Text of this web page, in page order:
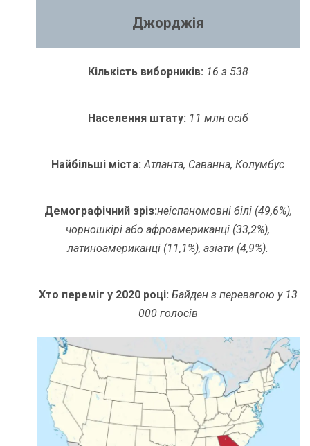
Джорджія
Кількість виборників: 16 з 538
Населення штату: 11 млн осіб
Найбільші міста:Атланта, Саванна, Колумбус
Демографічний зріз:неіспаномовні білі (49,6%),
чорношкірі або афроамериканці (33,2%),
латиноамериканці (11,1%), азіати (4,9%).
Хто переміг у 2020 році: Байден з перевагою у 13
000 голосів